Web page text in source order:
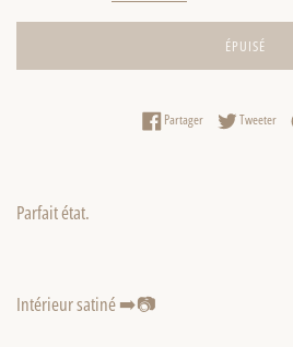
ÉPUISÉ
PartagerPartager surTweeter
Parfait état.
Intérieur satiné ➡️📷